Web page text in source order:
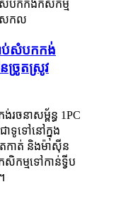
ប់សំបកកង់
ច្រូតស្រូវ
ចនាសម្ព័ន្ធ 1PC
ាទូទៅនៅក្នុង
កាត់ និងម៉ាស៊ីន
កម្មទៅកាន់ទ្វីប